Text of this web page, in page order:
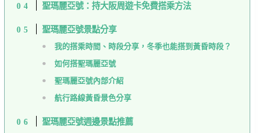
聖瑪麗亞號：持大阪周遊卡免費搭乘方法
聖瑪麗亞號景點分享
我的搭乘時間、時段分享，冬季也能搭到黃昏時段？
如何搭聖瑪麗亞號
聖瑪麗亞號內部介紹
航行路線黃昏景色分享
聖瑪麗亞號週邊景點推薦